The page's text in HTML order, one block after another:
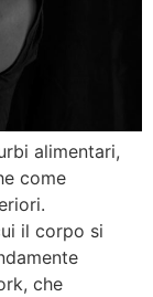
alimentari,
come
il corpo si
che